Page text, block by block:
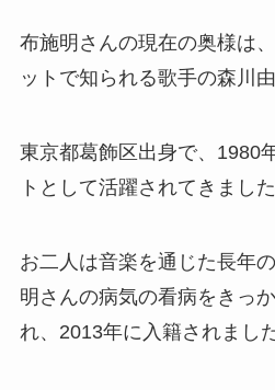
布施明さんの現在の奥様は
ットで知られる歌手の森川
東京都葛飾区出身で、1980
トとして活躍されてきました
お二人は音楽を通じた長年
明さんの病気の看病をきっ
れ、2013年に入籍されました